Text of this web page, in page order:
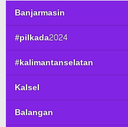
Banjarmasin
#pilkada2024
#kalimantanselatan
Kalsel
Balangan